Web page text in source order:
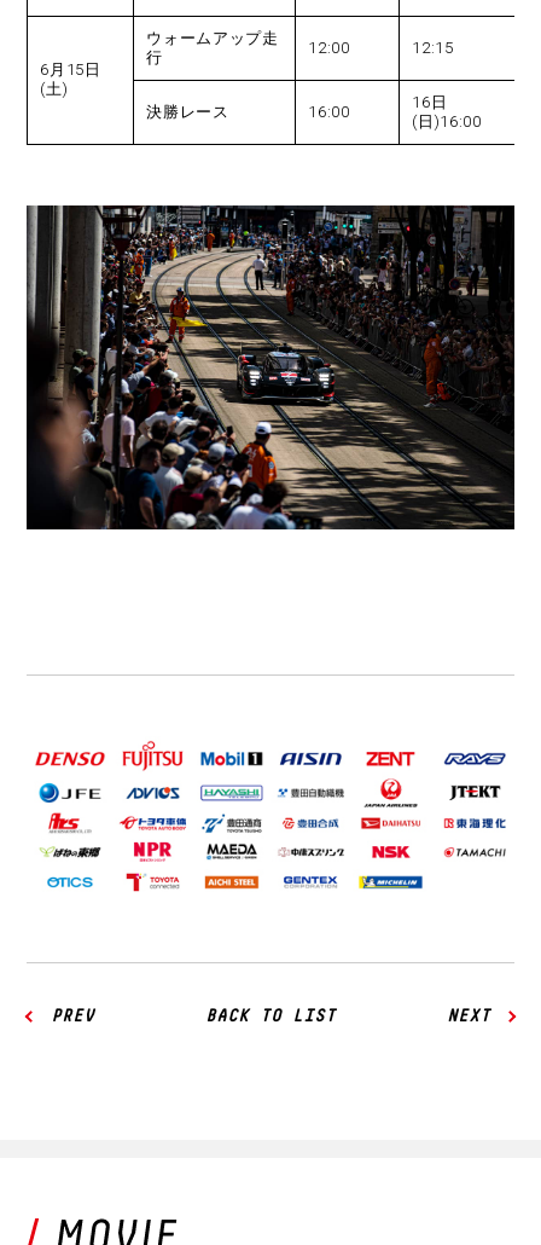
6月15日
(土)
ウォームアップ走
行
12:00 12:15
決勝レース 16:00
16日
(日)16:00
PREV BACK TO LIST NEXT